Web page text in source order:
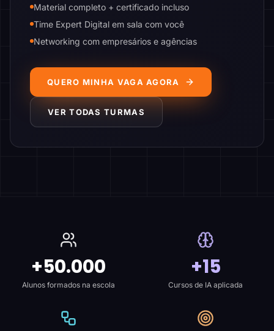
Material completo + certificado incluso
Time Expert Digital em sala com você
Networking com empresários e agências
QUERO MINHA VAGA AGORA
VER TODAS TURMAS
+50.000
Alunos formados na escola
+15
Cursos de IA aplicada